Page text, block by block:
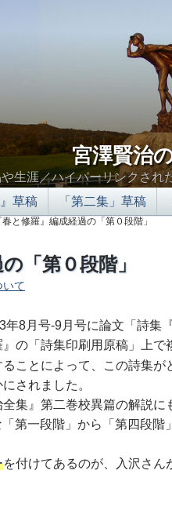
宮澤賢治
生涯／ハイパーリンクさ
草稿 「第二集」草稿
春と修羅』編成経過の「第０段階」
「第０段階」
いて
8月号-9月号に論文「詩集
の「詩集印刷用原稿」上で
ることによって、この詩集が
されました。
集』第二巻校異篇の解説に
第一段階」から「第四段階
を付けてあるのが、入沢さん